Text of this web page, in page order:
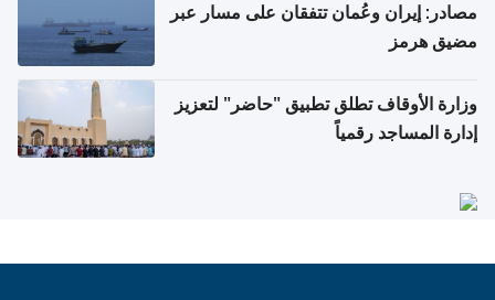
مصادر: إيران وعُمان تتفقان على مسار عبر
مضيق هرمز
وزارة الأوقاف تطلق تطبيق "حاضر" لتعزيز
إدارة المساجد رقمياً